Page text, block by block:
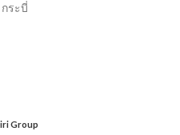
ระบี่
Group